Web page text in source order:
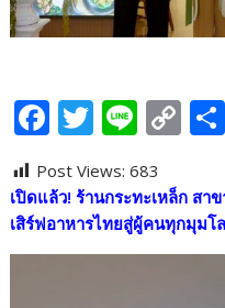
F
e
b
o
T
itt
er
Li
e
C
p
y
Li
Post Views: 683
เปิดแล้ว! ร้านกระทะเหล็ก ส
เสิร์ฟอาหารไทยสู่ผู้คนทุกมุมโ